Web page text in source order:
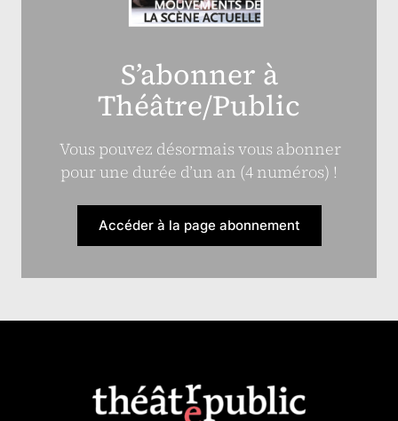
S’abonner à
Théâtre/Public
Vous pouvez désormais vous abonner
pour une durée d’un an (4 numéros) !
Accéder à la page abonnement